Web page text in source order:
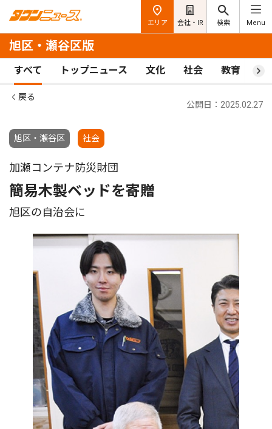
エリア 会社・IR 検索 Menu
旭区・瀬谷区版
すべて トップニュース 文化 社会 教育 ス
戻る
旭区・瀬谷区 社会
公開日：2025.02.27
加瀬コンテナ防災財団
簡易木製ベッドを寄贈
旭区の自治会に